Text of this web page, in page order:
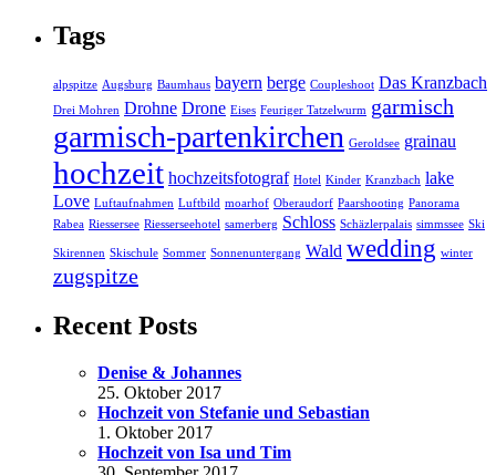
Tags
alpspitze Augsburg Baumhaus bayern berge Coupleshoot Das Kranzbach
Drei Mohren Drohne Drone Eises Feuriger Tatzelwurm garmisch
garmisch-partenkirchen Geroldsee grainau
hochzeit hochzeitsfotograf Hotel Kinder Kranzbach lake
Love Luftaufnahmen Luftbild moarhof Oberaudorf Paarshooting Panorama
Rabea Riessersee Riesserseehotel samerberg Schloss Schäzlerpalais simmssee Ski
Skirennen Skischule Sommer Sonnenuntergang Wald wedding winter
zugspitze
Recent Posts
Denise & Johannes
25. Oktober 2017
Hochzeit von Stefanie und Sebastian
1. Oktober 2017
Hochzeit von Isa und Tim